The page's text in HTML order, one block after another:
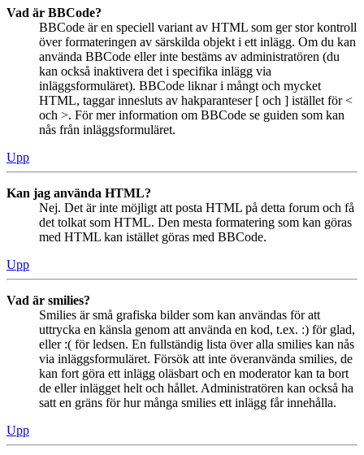
Vad är BBCode?
BBCode är en speciell variant av HTML som ger stor kontroll
över formateringen av särskilda objekt i ett inlägg. Om du kan
använda BBCode eller inte bestäms av administratören (du
kan också inaktivera det i specifika inlägg via
inläggsformuläret). BBCode liknar i mångt och mycket
HTML, taggar innesluts av hakparanteser [ och ] istället för <
och >. För mer information om BBCode se guiden som kan
nås från inläggsformuläret.
Upp
Kan jag använda HTML?
Nej. Det är inte möjligt att posta HTML på detta forum och få
det tolkat som HTML. Den mesta formatering som kan göras
med HTML kan istället göras med BBCode.
Upp
Vad är smilies?
Smilies är små grafiska bilder som kan användas för att
uttrycka en känsla genom att använda en kod, t.ex. :) för glad,
eller :( för ledsen. En fullständig lista över alla smilies kan nås
via inläggsformuläret. Försök att inte överanvända smilies, de
kan fort göra ett inlägg oläsbart och en moderator kan ta bort
de eller inlägget helt och hållet. Administratören kan också ha
satt en gräns för hur många smilies ett inlägg får innehålla.
Upp